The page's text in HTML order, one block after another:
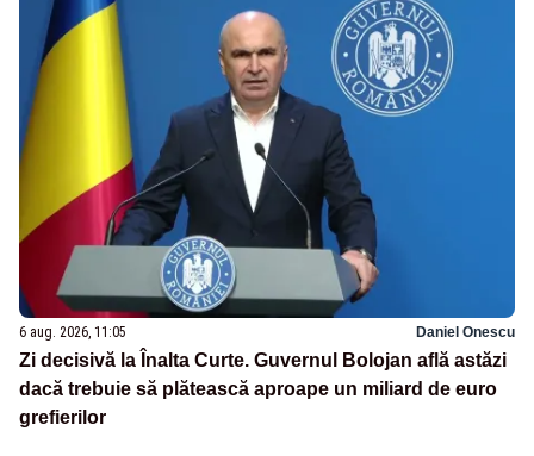
6 aug. 2026, 11:05 Daniel Onescu
Zi decisivă la Înalta Curte. Guvernul Bolojan află astăzi
dacă trebuie să plătească aproape un miliard de euro
grefierilor